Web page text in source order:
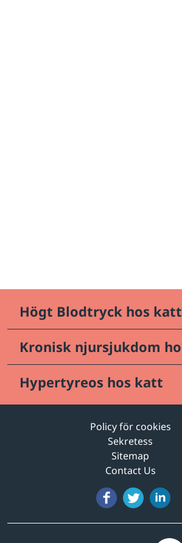
Högt Blodtryck hos katt
Kronisk njursjukdom
Hypertyreos hos katt
Policy för cookies
Sekretess
Sitemap
Contact Us